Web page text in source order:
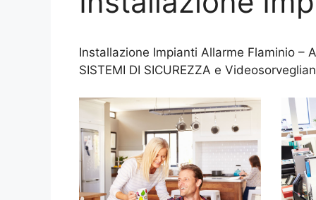
Installazione Impianti Allarme Flaminio –
SISTEMI DI SICUREZZA e